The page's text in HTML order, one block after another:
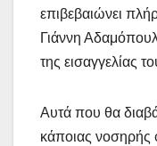
επιβεβαιώνει
Γιάννη
της εισαγγελίας
Αυτά που θα
κάποιας νοσηρής